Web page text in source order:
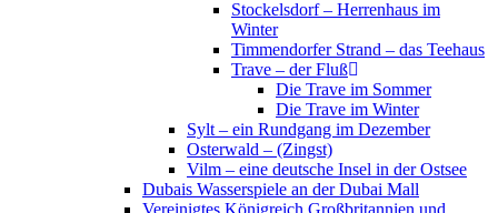
Stockelsdorf – Herrenhaus im
Winter
Timmendorfer Strand – das Teehaus
Trave – der Fluß
Die Trave im Sommer
Die Trave im Winter
Sylt – ein Rundgang im Dezember
Osterwald – (Zingst)
Vilm – eine deutsche Insel in der Ostsee
Dubais Wasserspiele an der Dubai Mall